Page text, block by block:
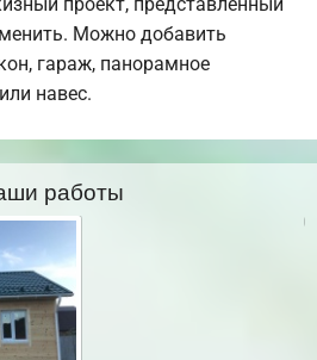
Можно добавить
гараж, панорамное
навес.
работы